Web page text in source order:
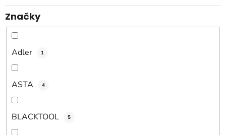
k
t
o
Značky
Adler 1
ASTA 4
BLACKTOOL 5